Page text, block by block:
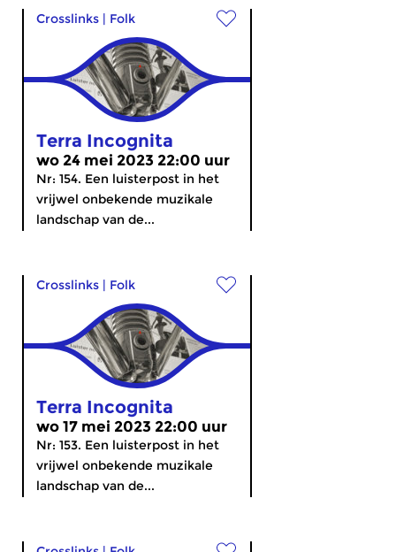
Crosslinks | Folk
Terra Incognita
wo 24 mei 2023 22:00 uur
Nr: 154. Een luisterpost in het
vrijwel onbekende muzikale
landschap van de...
Crosslinks | Folk
Terra Incognita
wo 17 mei 2023 22:00 uur
Nr: 153. Een luisterpost in het
vrijwel onbekende muzikale
landschap van de...